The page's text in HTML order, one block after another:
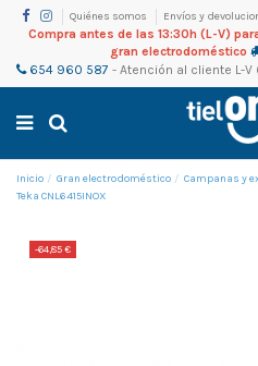
Quiénes somos Envíos y
Compra antes de las 13:30h (L-V)
gran electrodoméstico
654 960 587 - Atención al cliente L-
Inicio Gran electrodoméstico Campanas y
Teka CNL6415INOX
-64,85 €